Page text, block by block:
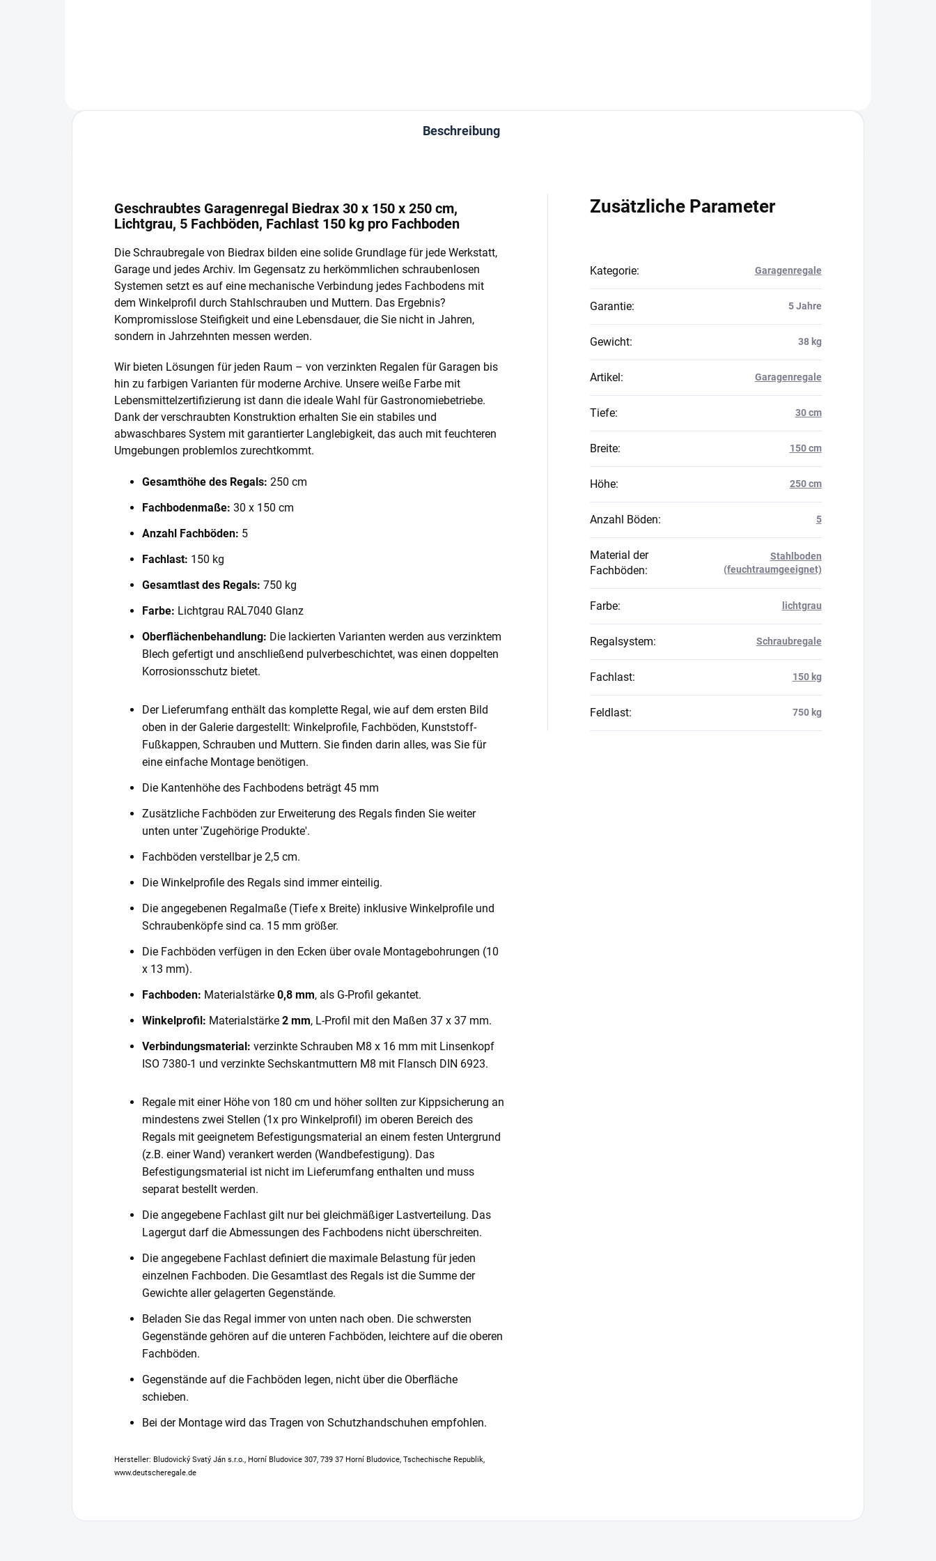
Beschreibung
Geschraubtes Garagenregal Biedrax 30 x 150 x 250 cm,
Lichtgrau, 5 Fachböden, Fachlast 150 kg pro Fachboden
Die Schraubregale von Biedrax bilden eine solide Grundlage für jede Werkstatt,
Garage und jedes Archiv. Im Gegensatz zu herkömmlichen schraubenlosen
Systemen setzt es auf eine mechanische Verbindung jedes Fachbodens mit
dem Winkelprofil durch Stahlschrauben und Muttern. Das Ergebnis?
Kompromisslose Steifigkeit und eine Lebensdauer, die Sie nicht in Jahren,
sondern in Jahrzehnten messen werden.
Wir bieten Lösungen für jeden Raum – von verzinkten Regalen für Garagen bis
hin zu farbigen Varianten für moderne Archive. Unsere weiße Farbe mit
Lebensmittelzertifizierung ist dann die ideale Wahl für Gastronomiebetriebe.
Dank der verschraubten Konstruktion erhalten Sie ein stabiles und
abwaschbares System mit garantierter Langlebigkeit, das auch mit feuchteren
Umgebungen problemlos zurechtkommt.
Gesamthöhe des Regals: 250 cm
Fachbodenmaße: 30 x 150 cm
Anzahl Fachböden: 5
Fachlast: 150 kg
Gesamtlast des Regals: 750 kg
Farbe: Lichtgrau RAL7040 Glanz
Oberflächenbehandlung: Die lackierten Varianten werden aus verzinktem
Blech gefertigt und anschließend pulverbeschichtet, was einen doppelten
Korrosionsschutz bietet.
Der Lieferumfang enthält das komplette Regal, wie auf dem ersten Bild
oben in der Galerie dargestellt: Winkelprofile, Fachböden, Kunststoff-
Fußkappen, Schrauben und Muttern. Sie finden darin alles, was Sie für
eine einfache Montage benötigen.
Die Kantenhöhe des Fachbodens beträgt 45 mm
Zusätzliche Fachböden zur Erweiterung des Regals finden Sie weiter
unten unter 'Zugehörige Produkte'.
Fachböden verstellbar je 2,5 cm.
Die Winkelprofile des Regals sind immer einteilig.
Die angegebenen Regalmaße (Tiefe x Breite) inklusive Winkelprofile und
Schraubenköpfe sind ca. 15 mm größer.
Die Fachböden verfügen in den Ecken über ovale Montagebohrungen (10
x 13 mm).
Fachboden: Materialstärke 0,8 mm, als G-Profil gekantet.
Winkelprofil: Materialstärke 2 mm, L-Profil mit den Maßen 37 x 37 mm.
Verbindungsmaterial: verzinkte Schrauben M8 x 16 mm mit Linsenkopf
ISO 7380-1 und verzinkte Sechskantmuttern M8 mit Flansch DIN 6923.
Regale mit einer Höhe von 180 cm und höher sollten zur Kippsicherung an
mindestens zwei Stellen (1x pro Winkelprofil) im oberen Bereich des
Regals mit geeignetem Befestigungsmaterial an einem festen Untergrund
(z.B. einer Wand) verankert werden (Wandbefestigung). Das
Befestigungsmaterial ist nicht im Lieferumfang enthalten und muss
separat bestellt werden.
Die angegebene Fachlast gilt nur bei gleichmäßiger Lastverteilung. Das
Lagergut darf die Abmessungen des Fachbodens nicht überschreiten.
Die angegebene Fachlast definiert die maximale Belastung für jeden
einzelnen Fachboden. Die Gesamtlast des Regals ist die Summe der
Gewichte aller gelagerten Gegenstände.
Beladen Sie das Regal immer von unten nach oben. Die schwersten
Gegenstände gehören auf die unteren Fachböden, leichtere auf die oberen
Fachböden.
Gegenstände auf die Fachböden legen, nicht über die Oberfläche
schieben.
Bei der Montage wird das Tragen von Schutzhandschuhen empfohlen.
Hersteller: Bludovický Svatý Ján s.r.o., Horní Bludovice 307, 739 37 Horní Bludovice, Tschechische Republik,
www.deutscheregale.de
Zusätzliche Parameter
Kategorie: Garagenregale
Garantie: 5 Jahre
Gewicht: 38 kg
Artikel: Garagenregale
Tiefe: 30 cm
Breite: 150 cm
Höhe: 250 cm
Anzahl Böden: 5
Material der
Fachböden:
Stahlboden
(feuchtraumgeeignet)
Farbe: lichtgrau
Regalsystem: Schraubregale
Fachlast: 150 kg
Feldlast: 750 kg